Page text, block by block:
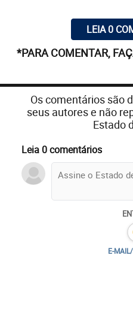
LEIA 0
*PARA COMENTAR,
Os comentários são
seus autores e não
Estado
Leia 0 comentários
E-